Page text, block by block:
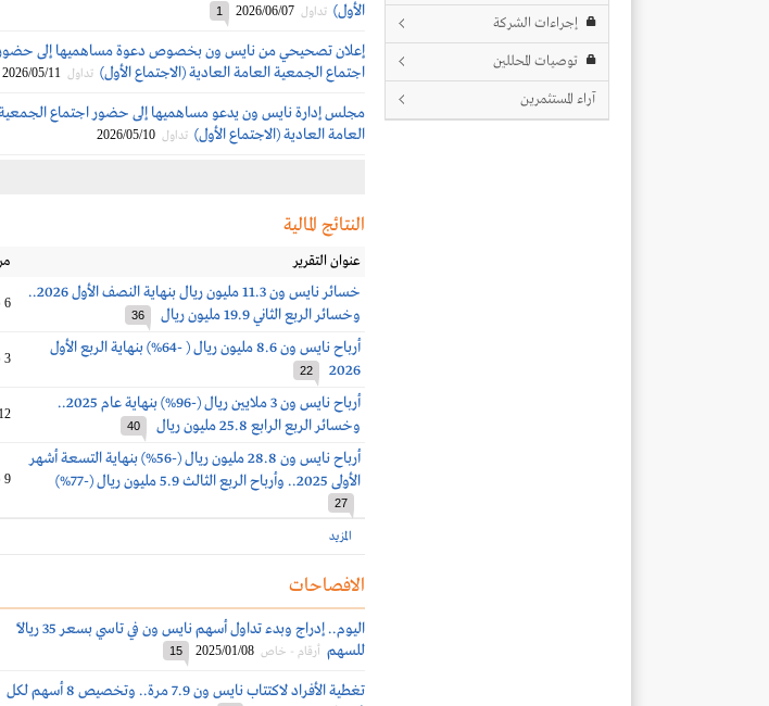
إجراءات الشركة
توصيات المحللين
آراء المستثمرين
الأول) تداول 2026/06/07
1
إعلان تصحيحي من نايس ون بخصوص دعوة مساهميها إلى حضور
اجتماع الجمعية العامة العادية (الاجتماع الأول) تداول 2026/05/11
مجلس إدارة نايس ون يدعو مساهميها إلى حضور اجتماع
العامة العادية (الاجتماع الأول) تداول 2026/05/10
النتائج المالية
عنوان التقرير
خسائر نايس ون 11.3 مليون ريال بنهاية النصف الأول 2026..
وخسائر الربع الثاني 19.9 مليون ريال
36
6 شهور
أرباح نايس ون 8.6 مليون ريال ( -64%) بنهاية الربع الأول
2026
22
3 شهور
أرباح نايس ون 3 ملايين ريال (-96%) بنهاية عام 2025..
وخسائر الربع الرابع 25.8 مليون ريال
40
12 شهر
أرباح نايس ون 28.8 مليون ريال (-56%) بنهاية التسعة أشهر
الأولى 2025.. وأرباح الربع الثالث 5.9 مليون ريال (-77%)
27
9 شهور
المزيد
الافصاحات
اليوم.. إدراج وبدء تداول أسهم نايس ون في تاسي بسعر 35 ريالاً
للسهم أرقام - خاص 2025/01/08
15
تغطية الأفراد لاكتتاب نايس ون 7.9 مرة.. وتخصيص 8 أسهم لكل